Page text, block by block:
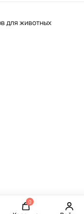
для животных
0